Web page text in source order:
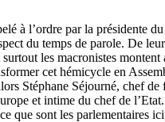
à l’ordre par la présidente
du temps de parole. De
les macronistes montent
cet hémicycle en
Stéphane Séjourné, chef de
et intime du chef de l’
que sont les parlementaires